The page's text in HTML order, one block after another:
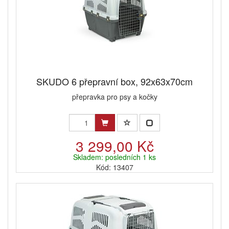
SKUDO 6 přepravní box, 92x63x70cm
přepravka pro psy a kočky
3 299,00 Kč
Skladem: posledních 1 ks
Kód: 13407